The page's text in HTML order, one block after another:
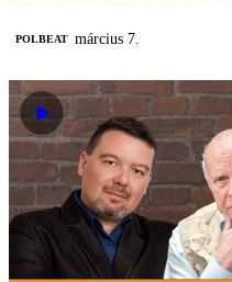
‎POLBEAT március 7.